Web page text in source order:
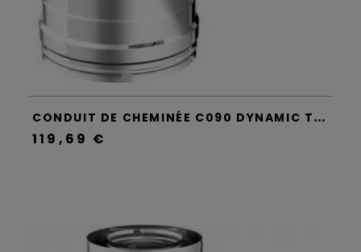
C
ONDUIT DE CHEMINÉE C090 DYNAMIC TWO - APROS
119,69 €